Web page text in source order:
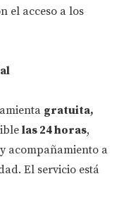
el acceso a los
gratuita,
las 24 horas,
acompañamiento a
El servicio está